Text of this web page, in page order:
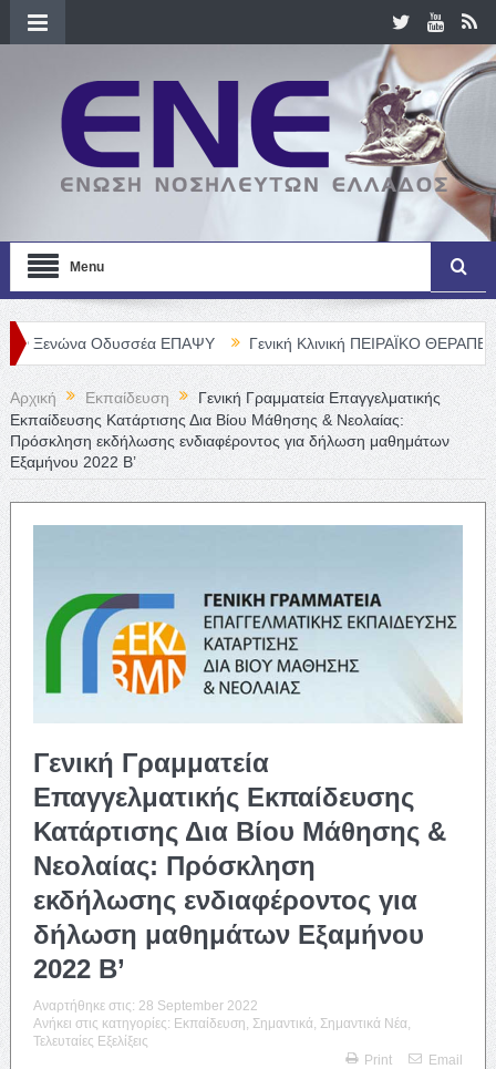
Menu
Οδυσσέα ΕΠΑΨΥ Γενική Κλινική ΠΕΙΡΑΪΚΟ ΘΕΡΑΠΕΥΤΗΡΙΟ Α.
Αρχική Εκπαίδευση
Γενική Γραμματεία Επαγγελματικής
Εκπαίδευσης Κατάρτισης Δια Βίου Μάθησης & Νεολαίας:
Πρόσκληση εκδήλωσης ενδιαφέροντος για δήλωση μαθημάτων
Εξαμήνου 2022 Β’
Γενική Γραμματεία
Επαγγελματικής Εκπαίδευσης
Κατάρτισης Δια Βίου Μάθησης &
Νεολαίας: Πρόσκληση
εκδήλωσης ενδιαφέροντος για
δήλωση μαθημάτων Εξαμήνου
2022 Β’
Αναρτήθηκε στις: 28 September 2022
Ανήκει στις κατηγορίες: Εκπαίδευση Σημαντικά Σημαντικά Νέα
Τελευταίες Εξελίξεις
Print
Email